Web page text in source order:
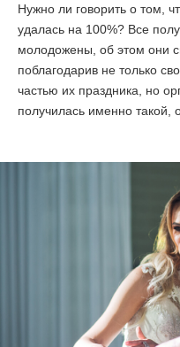
Нужно ли говорить о том,
удалась на 100%? Все
молодожены, об этом они
поблагодарив не только
частью их праздника, но
получилась именно такой,